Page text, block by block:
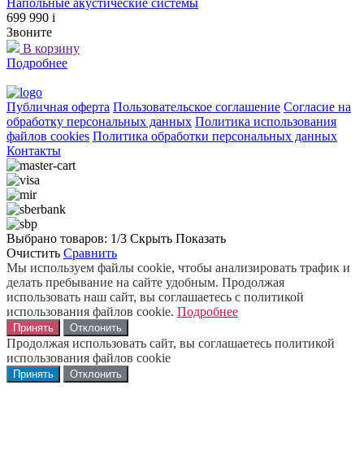
Напольные акустические системы
699 990 i
Звоните
В корзину
Подробнее
Публичная оферта Пользовательское соглашение Согласие на
обработку персональных данных Политика использования
файлов cookies Политика обработки персональных данных
Контакты
Выбрано товаров: 1/3 Скрыть Показать
Очистить Сравнить
Мы используем файлы cookie, чтобы анализировать трафик и
делать пребывание на сайте удобным. Продолжая
использовать наш сайт, вы соглашаетесь с политикой
использования файлов cookie. Подробнее
Принять Отклонить
Продолжая использовать сайт, вы соглашаетесь политикой
использования файлов cookie
Принять Отклонить